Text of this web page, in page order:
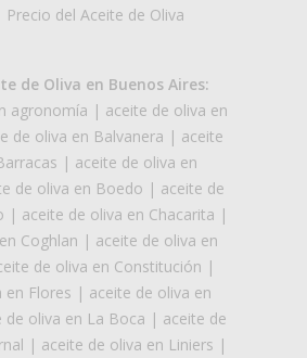
Precio del Aceite de Oliva
de Oliva en Buenos Aires:
agronomía | aceite de oliva en
de oliva en Balvanera | aceite
| aceite de oliva en
de oliva en Boedo | aceite de
| aceite de oliva en Chacarita |
Coghlan | aceite de oliva en
de oliva en Constitución |
en Flores | aceite de oliva en
de oliva en La Boca | aceite de
| aceite de oliva en Liniers |